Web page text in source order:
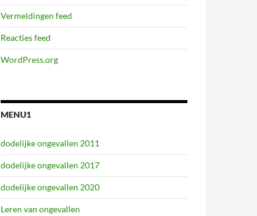
Vermeldingen feed
Reacties feed
WordPress.org
MENU1
dodelijke ongevallen 2011
dodelijke ongevallen 2017
dodelijke ongevallen 2020
Leren van ongevallen